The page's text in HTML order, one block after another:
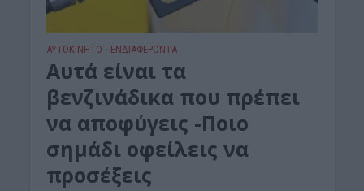
ΑΥΤΟΚΙΝΗΤΟ • ΕΝΔΙΑΦΕΡΟΝΤΑ
Αυτά είναι τα
βενζινάδικα που πρέπει
να αποφύγεις -Ποιο
σημάδι οφείλεις να
προσέξεις